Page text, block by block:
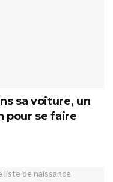
sa voiture, un
pour se faire